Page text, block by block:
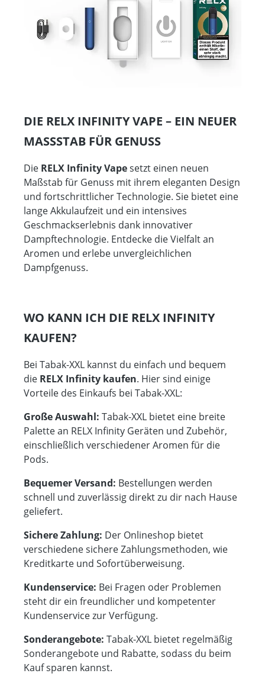
DIE RELX INFINITY VAPE – EIN NEUER
MASSSTAB FÜR GENUSS
Die RELX Infinity Vapesetzt einen neuen
Maßstab für Genuss mit ihrem eleganten Design
und fortschrittlicher Technologie. Sie bietet eine
lange Akkulaufzeit und ein intensives
Geschmackserlebnis dank innovativer
Dampftechnologie. Entdecke die Vielfalt an
Aromen und erlebe unvergleichlichen
Dampfgenuss.
WO KANN ICH DIE RELX INFINITY
KAUFEN?
Bei Tabak-XXL kannst du einfach und bequem
die RELX Infinity kaufen. Hier sind einige
Vorteile des Einkaufs bei Tabak-XXL:
Große Auswahl: Tabak-XXL bietet eine breite
Palette an RELX Infinity Geräten und Zubehör,
einschließlich verschiedener Aromen für die
Pods.
Bequemer Versand: Bestellungen werden
schnell und zuverlässig direkt zu dir nach Hause
geliefert.
Sichere Zahlung: Der Onlineshop bietet
verschiedene sichere Zahlungsmethoden, wie
Kreditkarte und Sofortüberweisung.
Kundenservice: Bei Fragen oder Problemen
steht dir ein freundlicher und kompetenter
Kundenservice zur Verfügung.
Sonderangebote: Tabak-XXL bietet regelmäßig
Sonderangebote und Rabatte, sodass du beim
Kauf sparen kannst.